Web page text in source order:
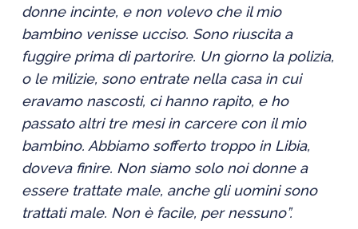
donne incinte, e non volevo che il mio
bambino venisse ucciso. Sono riuscita a
fuggire prima di partorire. Un giorno la polizia,
o le milizie, sono entrate nella casa in cui
eravamo nascosti, ci hanno rapito, e ho
passato altri tre mesi in carcere con il mio
bambino. Abbiamo sofferto troppo in Libia,
doveva finire. Non siamo solo noi donne a
essere trattate male, anche gli uomini sono
trattati male. Non è facile, per nessuno”.